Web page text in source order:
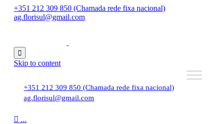
+351 212 309 850 (Chamada rede fixa nacional)
ag.florisul@gmail.com

Skip to content
+351 212 309 850 (Chamada rede fixa nacional)
ag.florisul@gmail.com
 ...